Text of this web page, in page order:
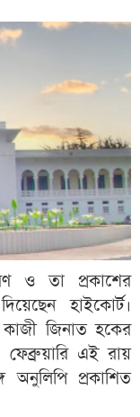
ও তা প্রকাশের
হাইকোর্ট।
কাজী জিনাত হকের
এই রায়
অনুলিপি প্রকাশিত